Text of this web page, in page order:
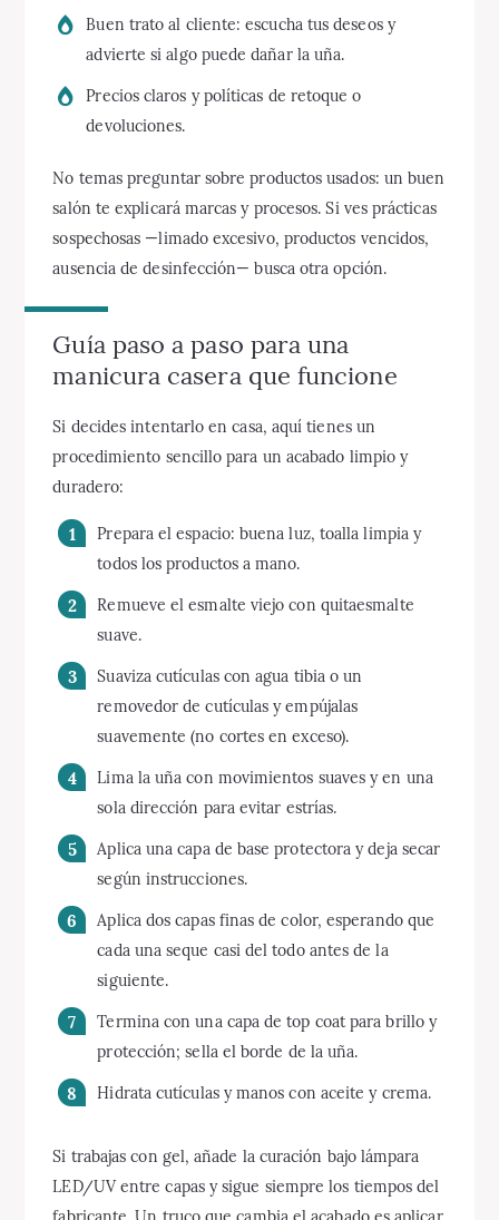
Buen trato al cliente: escucha tus deseos y
advierte si algo puede dañar la uña.
Precios claros y políticas de retoque o
devoluciones.
No temas preguntar sobre productos usados: un buen
salón te explicará marcas y procesos. Si ves prácticas
sospechosas —limado excesivo, productos vencidos,
ausencia de desinfección— busca otra opción.
Guía paso a paso para una
manicura casera que funcione
Si decides intentarlo en casa, aquí tienes un
procedimiento sencillo para un acabado limpio y
duradero:
Prepara el espacio: buena luz, toalla limpia y
todos los productos a mano.
Remueve el esmalte viejo con quitaesmalte
suave.
Suaviza cutículas con agua tibia o un
removedor de cutículas y empújalas
suavemente (no cortes en exceso).
Lima la uña con movimientos suaves y en una
sola dirección para evitar estrías.
Aplica una capa de base protectora y deja secar
según instrucciones.
Aplica dos capas finas de color, esperando que
cada una seque casi del todo antes de la
siguiente.
Termina con una capa de top coat para brillo y
protección; sella el borde de la uña.
Hidrata cutículas y manos con aceite y crema.
Si trabajas con gel, añade la curación bajo lámpara
LED/UV entre capas y sigue siempre los tiempos del